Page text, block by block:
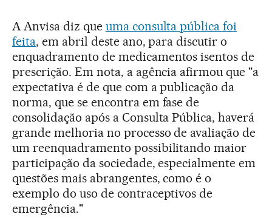
A Anvisa diz que uma consulta pública foi
feita, em abril deste ano, para discutir o
enquadramento de medicamentos isentos de
prescrição. Em nota, a agência afirmou que "a
expectativa é de que com a publicação da
norma, que se encontra em fase de
consolidação após a Consulta Pública, haverá
grande melhoria no processo de avaliação de
um reenquadramento possibilitando maior
participação da sociedade, especialmente em
questões mais abrangentes, como é o
exemplo do uso de contraceptivos de
emergência."